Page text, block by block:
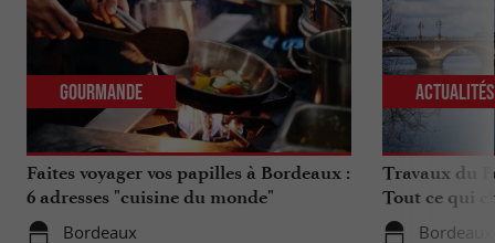
Faites voyager vos papilles à Bordeaux :
6 adresses "cuisine du monde"
Bordeaux
Gourmande
Travaux du
Tout ce qui
Bordeaux
Actualités